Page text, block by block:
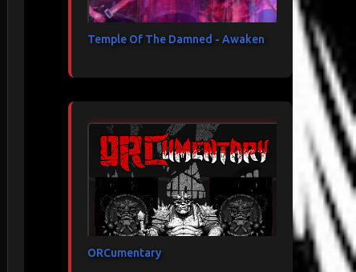
Temple Of The Damned - Awaken
ORCumentary